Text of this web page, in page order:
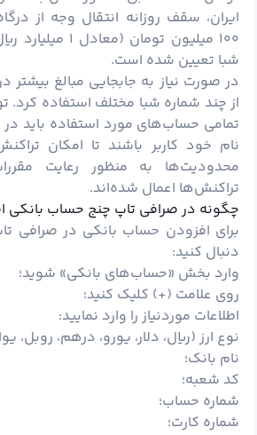
ایران، سقف روزانه انتقال وجه از
۱۰۰ میلیون تومان
شبا تعیین شده است.
در صورت نیاز به جابجایی مبالغ بیشتر
از چند شماره شبا مختلف استفاده کرد.
تمامی حساب‌های مورد استفاده باید
نام خود کاربر باشند تا امکان
محدودیت‌ها به منظور رعایت
تراکنش‌ها اعمال شده‌اند.
چگونه در صرافی تاپ چنج حساب بانکی
برای افزودن حساب بانکی در صرافی
دنبال کنید:
وارد بخش «حساب‌های بانکی» شوید؛
روی علامت (+) کلیک کنید؛
اطلاعات موردنیاز را وارد نمایید:
نوع ارز (ریال، دلار، یورو، درهم، روبل،
نام بانک؛
کد شعبه؛
شماره حساب؛
شماره کارت؛